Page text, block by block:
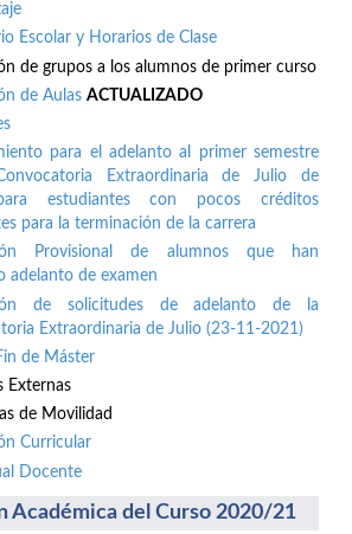
Escolar y Horarios de Clase
de grupos a los alumnos de primer curso
de Aulas ACTUALIZADO
para el adelanto al primer semestre
Extraordinaria de Julio de
estudiantes con pocos créditos
para la terminación de la carrera
Provisional de alumnos que han
adelanto de examen
de solicitudes de adelanto de la
Extraordinaria de Julio (23-11-2021)
de Máster
Externas
de Movilidad
Curricular
Docente
Académica del Curso 2020/21